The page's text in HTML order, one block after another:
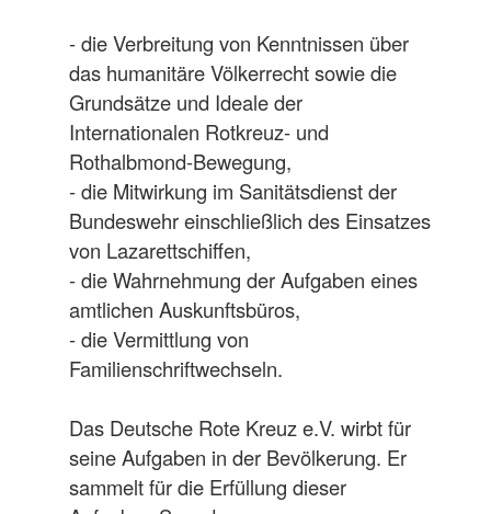
- die Verbreitung von Kenntnissen über
das humanitäre Völkerrecht sowie die
Grundsätze und Ideale der
Internationalen Rotkreuz- und
Rothalbmond-Bewegung,
- die Mitwirkung im Sanitätsdienst der
Bundeswehr einschließlich des Einsatzes
von Lazarettschiffen,
- die Wahrnehmung der Aufgaben eines
amtlichen Auskunftsbüros,
- die Vermittlung von
Familienschriftwechseln.
Das Deutsche Rote Kreuz e.V. wirbt für
seine Aufgaben in der Bevölkerung. Er
sammelt für die Erfüllung dieser